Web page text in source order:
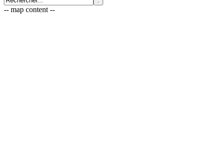
-- map content --